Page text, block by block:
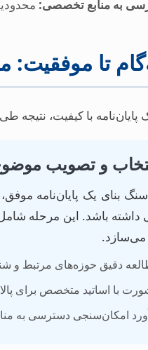
به منابع تخصصی:
تا موفقیت:
پایان‌نامه با کیفیت،
سنگ بنای یک پایان‌نامه
داشته باشد. این مرحله
می‌سازد.
دقیق حوزه‌های مرتبط و
با اساتید متخصص برای
امکان‌سنجی دسترسی به